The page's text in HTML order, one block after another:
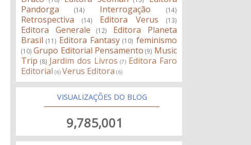
Pandorga
(14) Interrogação (14)
Retrospectiva (14) Editora Verus (13)
Editora Generale (12)
Editora Planeta
Brasil (11) Editora Fantasy (10) feminismo
(10) Grupo Editorial Pensamento (9) Music
Trip (8) Jardim dos Livros (7) Editora Faro
Editorial (6) Verus Editora (6)
VISUALIZAÇÕES DO BLOG
9,785,001